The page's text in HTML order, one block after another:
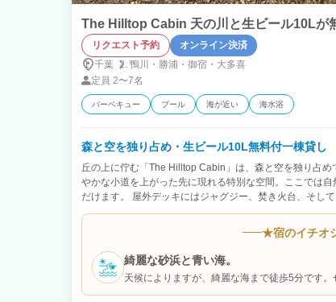
The Hilltop Cabin 天の川と生ビール10Lが
リクエスト予約
オンライン決済
千葉
鴨川・ 勝浦・ 御宿・ 大多喜
定員 2〜7名
バーベキュー プール 海が近い 海水浴
森と空を独り占め・生ビール10L無料付一棟貸し
丘の上に佇む「The Hilltop Cabin」は、森と空を独り占
やかな小道を上がった先に現れる特別な空間。ここでは
だけます。 屋外デッキにはジャグジー、焚き火台、そし
まれる時間はここでしか体験できません。 室内にはレザ
キッチン・冷蔵庫・調理器具・食器も揃っているため自
ットレス2枚で、最大6名まで宿泊可能。 徒歩5分で海に
「何もしない贅沢」を味わいたい方にも、仲間と特別な
★宿のイチオ
綺麗な砂浜と青い海。
天候によりますが、綺麗な海まで徒歩5分です。